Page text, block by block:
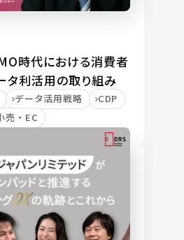
時代における消費者
タ利活用の取り組み
データ活用戦略
CDP
売・EC